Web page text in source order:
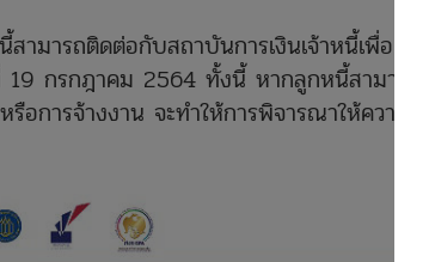
มารถติดต่อกับสถาบันการเงินเจ้าหนี้เพื่อแสดง
กรกฎาคม 2564 ทั้งนี้ หากลูกหนี้สามารถให้
การจ้างงาน จะทำให้การพิจารณาให้ความช่วย